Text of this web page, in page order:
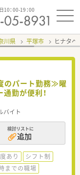
10：00-19：00
川県 平塚市 ヒナタ
のパート勤務≫曜
勤が便利！
バイト
検討リストに
追加
あり
シフト制
までの職場